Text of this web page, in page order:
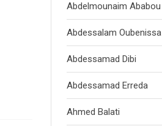
Abdelmounaim Ababou
Abdessalam Oubenissa
Abdessamad Dibi
Abdessamad Erreda
Ahmed Balati